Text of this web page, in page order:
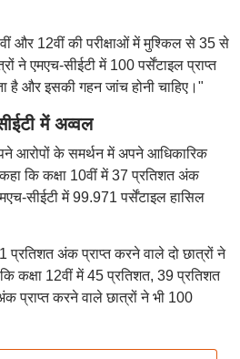
और 12वीं की परीक्षाओं में मुश्किल से 35 से
ने एमएच-सीईटी में 100 पर्सेंटाइल प्राप्त
है और इसकी गहन जांच होनी चाहिए।"
में अव्वल
आरोपों के समर्थन में अपने आधिकारिक
कि कक्षा 10वीं में 37 प्रतिशत अंक
सीईटी में 99.971 पर्सेंटाइल हासिल
प्रतिशत अंक प्राप्त करने वाले दो छात्रों ने
कक्षा 12वीं में 45 प्रतिशत, 39 प्रतिशत
प्राप्त करने वाले छात्रों ने भी 100